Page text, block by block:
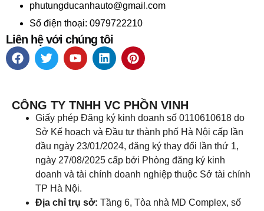
phutungducanhauto@gmail.com
Số điện thoại: 0979722210
Liên hệ với chúng tôi
CÔNG TY TNHH VC PHỒN VINH
Giấy phép Đăng ký kinh doanh số 0110610618 do
Sở Kế hoạch và Đầu tư thành phố Hà Nội cấp lần
đầu ngày 23/01/2024, đăng ký thay đổi lần thứ 1,
ngày 27/08/2025 cấp bởi Phòng đăng ký kinh
doanh và tài chính doanh nghiệp thuộc Sở tài chính
TP Hà Nội.
Địa chỉ trụ sở: Tầng 6, Tòa nhà MD Complex, số